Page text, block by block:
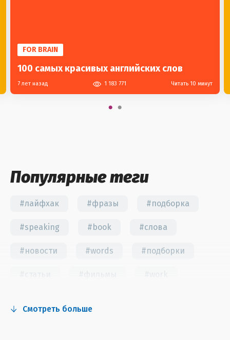
FOR BRAIN
100 самых красивых английских слов
7 лет назад 1 183 771 Читать 10 минут
Популярные теги
#лайфхак #фразы #подборка
#speaking #book #слова
#новости #words #подборки
Смотреть больше